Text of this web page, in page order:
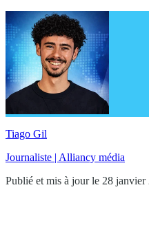
Tiago Gil
Journaliste | Alliancy média
Publié et mis à jour le 28 janvier